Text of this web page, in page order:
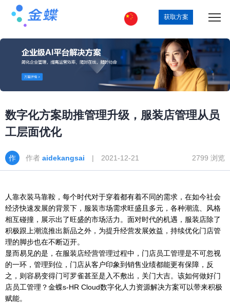
获取方案
数字化方案助推管理升级，服装店管理从员
工层面优化
作者 aidekangsai | 2021-12-21 2799 浏览
人靠衣装马靠鞍，每个时代对于穿着都有着不同的需求，在如今社会
经济快速发展的背景下，服装市场需求旺盛且多元，各种潮流、风格
相互碰撞，展示出了旺盛的市场活力。面对时代的机遇，服装店除了
积极跟上潮流推出新品之外，为提升经营发展效益，持续优化门店管
理的脚步也在不断迈开。
显而易见的是，在服装店经营管理过程中，门店员工管理是不可忽视
的一环，管理到位，门店从客户印象到销售业绩都能更有保障，反
之，则容易变得门可罗雀甚至是入不敷出，关门大吉。该如何做好门
店员工管理？金蝶s-HR Cloud数字化人力资源解决方案可以带来积极
赋能。